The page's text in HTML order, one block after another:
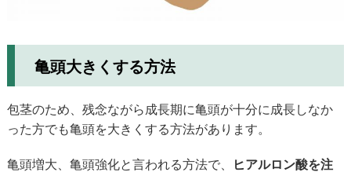
亀頭大きくする方法
包茎のため、残念ながら成長期に亀頭が十分に成長しなか
った方でも亀頭を大きくする方法があります。
亀頭増大、亀頭強化と言われる方法で、
ヒアルロン酸を注